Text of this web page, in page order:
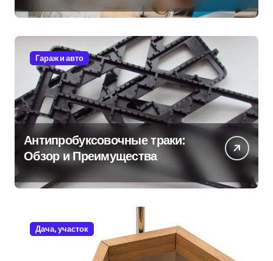
Гараж и авто
Антипробуксовочные траки:
Обзор и Преимущества
Дача, участок